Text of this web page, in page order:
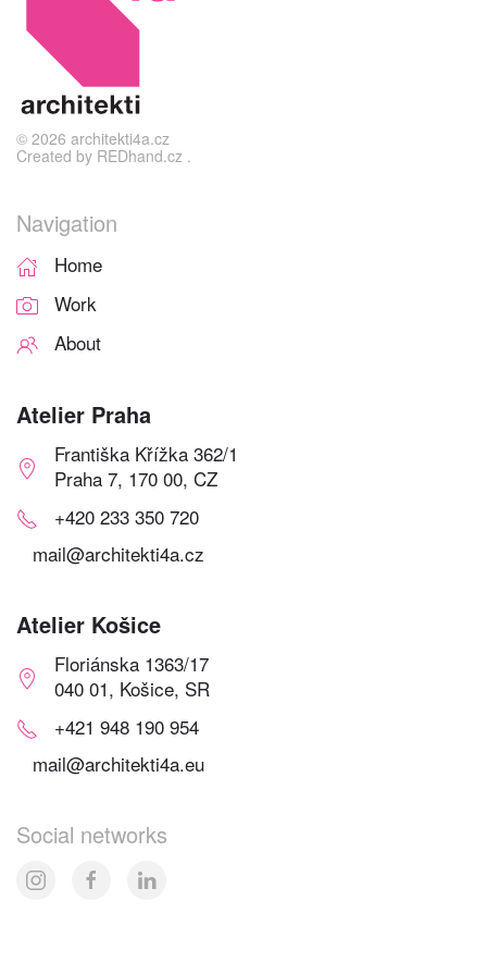
© 2026 architekti4a.cz
Created by REDhand.cz .
Navigation
Home
Work
About
Atelier Praha
Františka Křížka 362/1
Praha 7, 170 00, CZ
+420 233 350 720
mail@architekti4a.cz
Atelier Košice
Floriánska 1363/17
040 01, Košice, SR
+421 948 190 954
mail@architekti4a.eu
Social networks